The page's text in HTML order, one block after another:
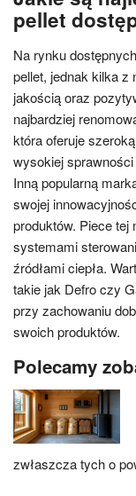
pellet
Na rynku
pellet, jednak kilka z
jakością oraz
najbardziej
która oferuje
wysokiej
Inną popularną
swojej
produktów. Piece
systemami
źródłami ciepła.
takie jak Defro czy
przy zachowaniu
swoich produktów.
Polecamy
zwłaszcza tych o